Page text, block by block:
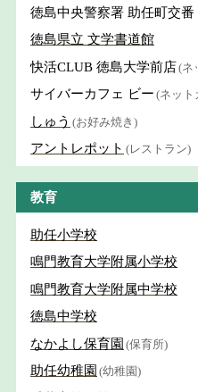
徳島中央警察署 助任町交番
徳島県立 文学書道館
快活CLUB 徳島大学前店(ネ
サイバーカフェ ビー (ネット
しゅう (お好み焼き)
アントレポット (レストラン)
教育
助任小学校
鳴門教育大学附属小学校
鳴門教育大学附属中学校
徳島中学校
なかよし保育園 (保育所)
助任幼稚園 (幼稚園)